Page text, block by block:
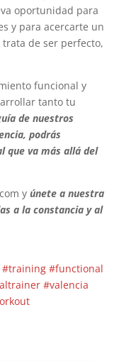
oportunidad para
y para acercarte un
trata de ser perfecto,
funcional y
tanto tu
de nuestros
podrás
que va más allá del
y únete a nuestra
a la constancia y al
#training #functional
#valencia